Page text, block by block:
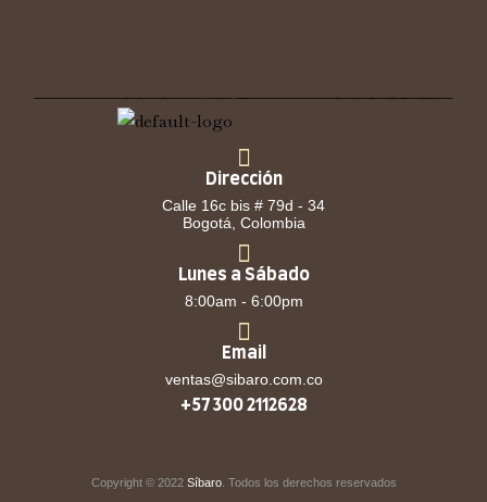
Dirección
Calle 16c bis # 79d - 34
Bogotá, Colombia
Lunes a Sábado
8:00am - 6:00pm
Email
ventas@sibaro.com.co
+57 300 2112628
Copyright © 2022 Síbaro. Todos los derechos reservados